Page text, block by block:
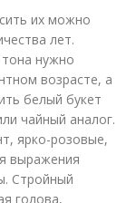
их можно
лет.
нужно
возрасте, а
белый букет
чайный аналог.
ярко-розовые,
выражения
Стройный
голова,